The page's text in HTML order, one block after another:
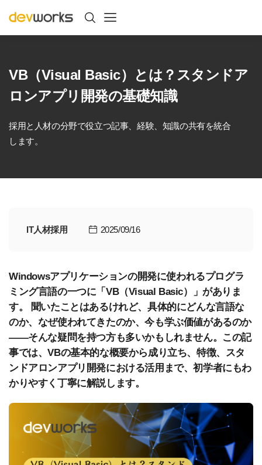
VB（Visual Basic）とは？スタンドア
ロンアプリ開発の基礎知識
採用と人材の分野で役立つ記事、経験、知識の共有を統合
します。
IT人材採用 2025/09/16
Windowsアプリケーションの開発に使われるプログラ
ミング言語の一つに「VB（Visual Basic）」がありま
す。 聞いたことはあるけれど、具体的にどんな言語な
のか、なぜ使われてきたのか、今も学ぶ価値があるのか
——そんな疑問を持つ方も多いかもしれません。この記
事では、VBの基本的な概要から成り立ち、特徴、スタ
ンドアロンアプリ開発における活用まで、初学者にもわ
かりやすく丁寧に解説します。